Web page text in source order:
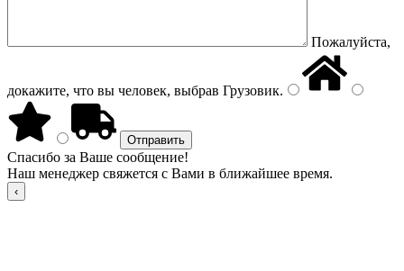
Пожалуйста,
докажите, что вы человек, выбрав Грузовик.
Спасибо за Ваше сообщение!
Наш менеджер свяжется с Вами в ближайшее время.